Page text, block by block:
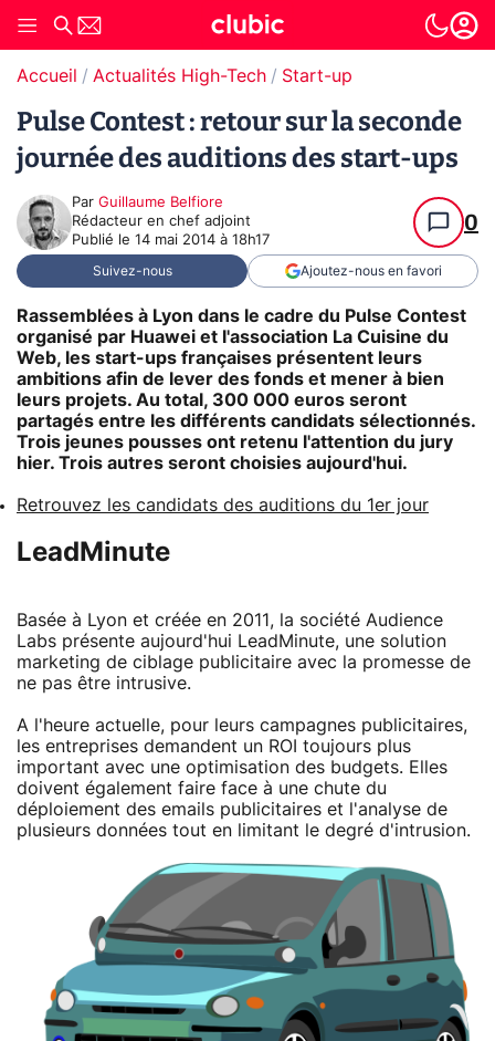
Accueil Actualités High-Tech Start-up
Pulse Contest : retour sur la seconde
journée des auditions des start-ups
Par Guillaume Belfiore
Rédacteur en chef adjoint
Publié le 14 mai 2014 à 18h17
0
Suivez-nous Ajoutez-nous en favori
Rassemblées à Lyon dans le cadre du Pulse Contest
organisé par Huawei et l'association La Cuisine du
Web, les start-ups françaises présentent leurs
ambitions afin de lever des fonds et mener à bien
leurs projets. Au total, 300 000 euros seront
partagés entre les différents candidats sélectionnés.
Trois jeunes pousses ont retenu l'attention du jury
hier. Trois autres seront choisies aujourd'hui.
Retrouvez les candidats des auditions du 1er jour
LeadMinute
Basée à Lyon et créée en 2011, la société Audience
Labs présente aujourd'hui LeadMinute, une solution
marketing de ciblage publicitaire avec la promesse de
ne pas être intrusive.
A l'heure actuelle, pour leurs campagnes publicitaires,
les entreprises demandent un ROI toujours plus
important avec une optimisation des budgets. Elles
doivent également faire face à une chute du
déploiement des emails publicitaires et l'analyse de
plusieurs données tout en limitant le degré d'intrusion.